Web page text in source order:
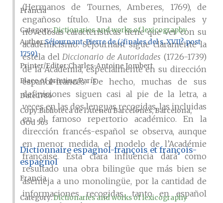
(Hermanos de Tournes, Amberes, 1769), de
engañoso título. Una de sus principales y
novedosas características tiene que ver con su
academicismo: Séjournant sigue claramente la
estela delDiccionario de Autoridades (1726-1739)
de la Academia, especialmente en su dirección
español-francés. De hecho, muchas de sus
definiciones siguen casi al pie de la letra, a
veces en las dos lenguas recogidas, las incluidas
en el famoso repertorio académico. En la
dirección francés-español se observa, aunque
en menor medida, el modelo de l’Académie
française. Esta clara influencia dará como
resultado una obra bilingüe que más bien se
asemeja a uno monolingüe, por la cantidad de
informaciones recogidas, tanto en español
Francia
Category:Dictionaries and works of lexicography
AuthorSéjournant, Pierre de (¿finales del s. XVII?-post
1759)
Printer/Editor Charles-Antoine Jombert
Place of printingParís
Date1786
CopyBiblioteca de l'Ateneu Barcelonès, Barcelona,
GOd 563
Dictionnaire espagnol-françois et françois-
espagnol
Francia
Category:Dictionaries and works of lexicography